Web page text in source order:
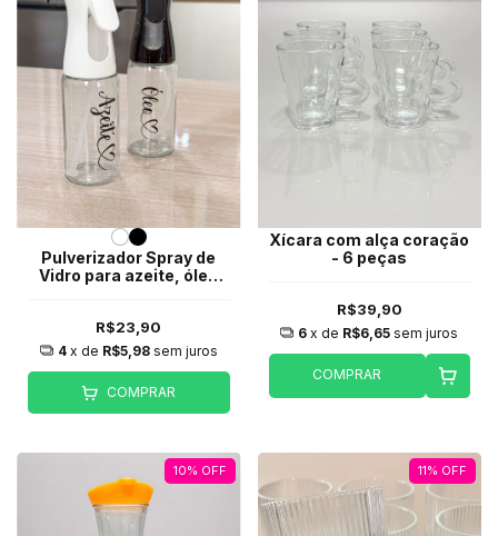
Pulverizador Spray de
Vidro para azeite, óleo
R$23,90
4 x de R$5,98 sem juros
COMPRAR
Xícara com alça coração
- 6 peças
R$39,90
6 x de R$6,65 sem juros
COMPRAR
10% OFF 11% OFF